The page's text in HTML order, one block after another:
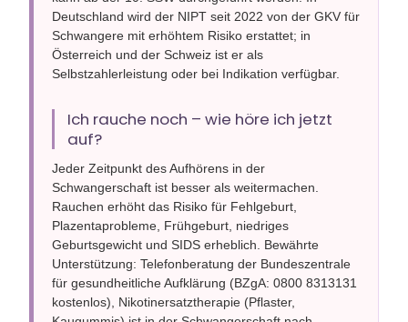
Deutschland wird der NIPT seit 2022 von der GKV für
Schwangere mit erhöhtem Risiko erstattet; in
Österreich und der Schweiz ist er als
Selbstzahlerleistung oder bei Indikation verfügbar.
Ich rauche noch – wie höre ich jetzt
auf?
Jeder Zeitpunkt des Aufhörens in der
Schwangerschaft ist besser als weitermachen.
Rauchen erhöht das Risiko für Fehlgeburt,
Plazentaprobleme, Frühgeburt, niedriges
Geburtsgewicht und SIDS erheblich. Bewährte
Unterstützung: Telefonberatung der Bundeszentrale
für gesundheitliche Aufklärung (BZgA: 0800 8313131
kostenlos), Nikotinersatztherapie (Pflaster,